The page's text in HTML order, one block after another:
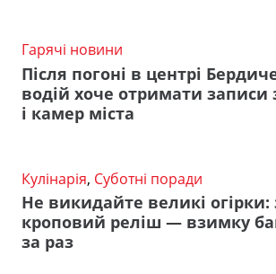
Гарячі новини
Після погоні в центрі
водій хоче отримати записи
і камер міста
Кулінарія, Суботні поради
Не викидайте великі огірки:
кроповий реліш — взимку
за раз